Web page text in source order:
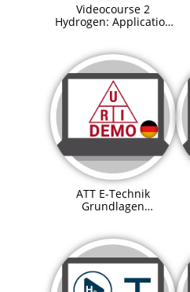
Videocourse 2
Hydrogen: Application
ATT E-Technik
Grundlagen